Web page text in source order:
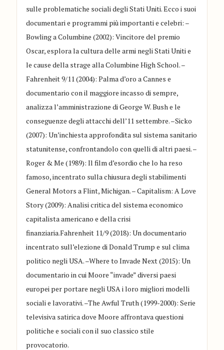
sulle problematiche sociali degli Stati Uniti. Ecco i suoi
documentari e programmi più importanti e celebri: –
Bowling a Columbine (2002): Vincitore del premio
Oscar, esplora la cultura delle armi negli Stati Uniti e
le cause della strage alla Columbine High School.–
Fahrenheit 9/1 1 (2004): Palma d’oro a Cannes e
documentario con il maggiore incasso di sempre,
analizza l’amministrazione di George W. Bush e le
conseguenze degli attacchi dell’11 settembre.–Sicko
(2007): Un’inchiesta approfondita sul sistema sanitario
statunitense, confrontandolo con quelli di altri paesi.–
Roger & Me (1989): Il film d’esordio che lo ha reso
famoso, incentrato sulla chiusura degli stabilimenti
General Motors a Flint, Michigan.–Capitalism: A Love
Story (2009): Analisi critica del sistema economico
capitalista americano e della crisi
finanziaria.Fahrenheit 11/9 (2018): Un documentario
incentrato sull’elezione di Donald Trump e sul clima
politico negli USA.–Where to Invade Next (2015): Un
documentario in cui Moore “invade” diversi paesi
europei per portare negli USA i loro migliori modelli
sociali e lavorativi.–The Awful Truth (1999-2000): Serie
televisiva satirica dove Moore affrontava questioni
politiche e sociali con il suo classico stile
provocatorio.